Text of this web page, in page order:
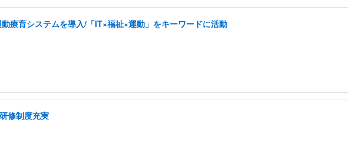
療育システムを導入/「IT×福祉×運動」をキーワードに活動
修制度充実